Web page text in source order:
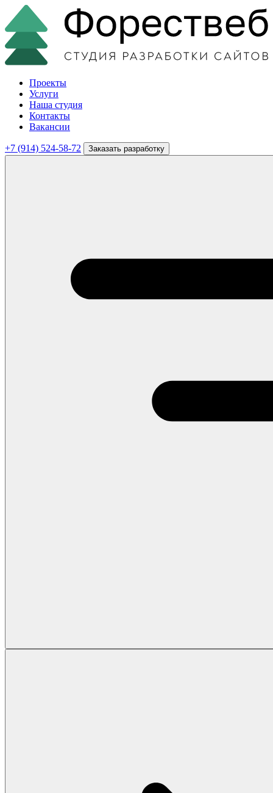
Проекты
Услуги
Наша студия
Контакты
Вакансии
+7 (914) 524-58-72 Заказать разработку